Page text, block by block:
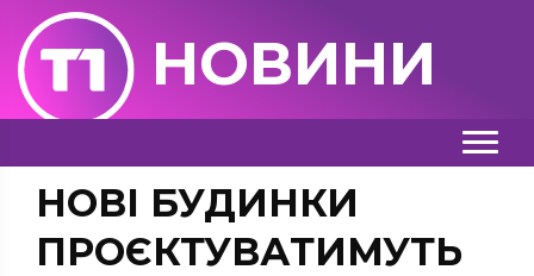
НОВИНИ
НОВІ БУДИНКИ
ПРОЄКТУВАТИМУТЬ